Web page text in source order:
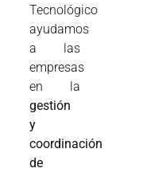
Tecnológico
ayudamos
a las
empresas
en la
gestión
y
coordinación
de